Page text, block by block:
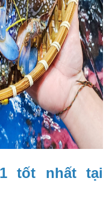
tốt nhất tại